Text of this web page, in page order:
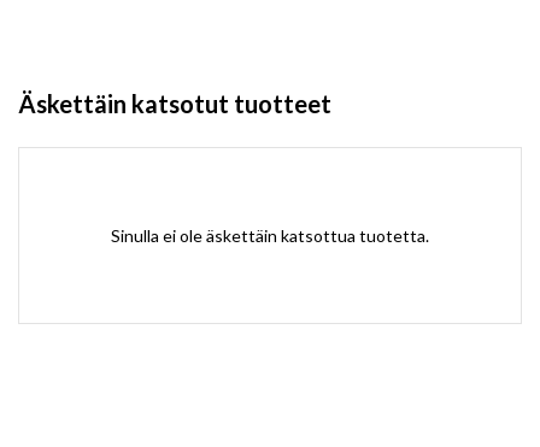
Äskettäin katsotut tuotteet
Sinulla ei ole äskettäin katsottua tuotetta.